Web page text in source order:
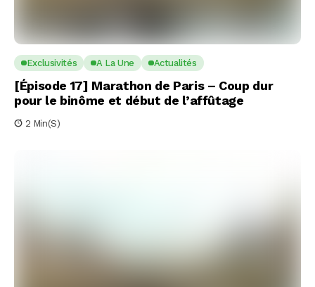
Exclusivités A La Une Actualités
[Épisode 17] Marathon de Paris – Coup dur
pour le binôme et début de l’affûtage
2 Min(s)